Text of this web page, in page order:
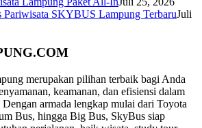
Pariwisata SKYBUS Lampung TerbaruJuli
merupakan pilihan terbaik bagi Anda
keamanan, dan efisiensi dalam
armada lengkap mulai dari Toyota
Bus, hingga Big Bus, SkyBus siap